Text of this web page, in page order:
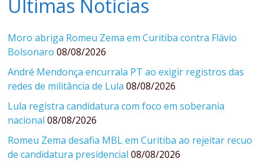
Últimas Notícias
Moro abriga Romeu Zema em Curitiba contra Flávio
Bolsonaro 08/08/2026
André Mendonça encurrala PT ao exigir registros das
redes de militância de Lula 08/08/2026
Lula registra candidatura com foco em soberania
nacional 08/08/2026
Romeu Zema desafia MBL em Curitiba ao rejeitar recuo
de candidatura presidencial 08/08/2026